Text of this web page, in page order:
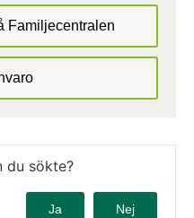
Familjecentralen
du sökte?
Ja Nej